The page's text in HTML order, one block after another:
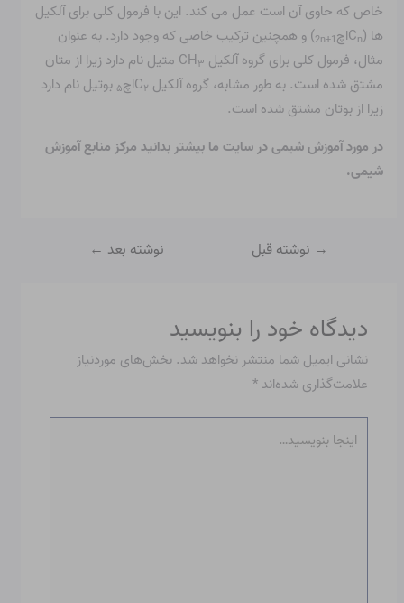
خاص که حاوی آن است عمل می کند. این با فرمول کلی برای آلکیل
ها (Cn اچ2n+1) و همچنین ترکیب خاصی که وجود دارد. به عنوان
مثال، فرمول کلی برای گروه آلکیل CH ۳
متیل نام دارد زیرا از متان
مشتق شده است. به طور مشابه، گروه آلکیل C ۲ اچ۵ بوتیل نام دارد
زیرا از بوتان مشتق شده است.
در مورد آموزش شیمی در سایت ما بیشتر بدانید مرکز منابع آموزش
شیمی.
→ نوشته قبل نوشته بعد ←
دیدگاه‌ خود را بنویسید
نشانی ایمیل شما منتشر نخواهد شد. بخش‌های موردنیاز
علامت‌گذاری شده‌اند*
بنویسید…